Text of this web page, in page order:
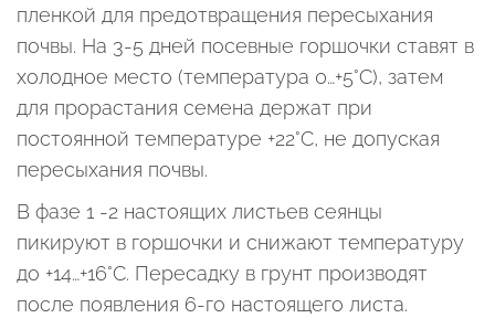
пленкой для предотвращения пересыхания
почвы. На 3-5 дней посевные горшочки ставят в
холодное место (температура 0…+5°C), затем
для прорастания семена держат при
постоянной температуре +22°С, не допуская
пересыхания почвы.
В фазе 1 -2 настоящих листьев сеянцы
пикируют в горшочки и снижают температуру
до +14…+16°С. Пересадку в грунт производят
после появления 6-го настоящего листа.